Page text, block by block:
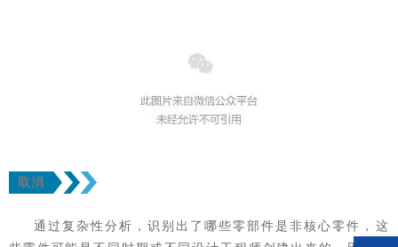
取消
通过复杂性分析，识别出了哪些零部件是非核心零件，这